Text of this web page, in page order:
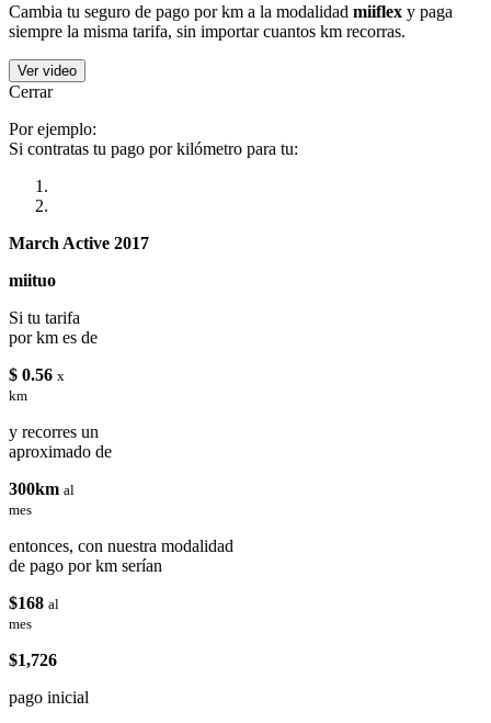
Cambia tu seguro de pago por km a la modalidad miiflex y paga
siempre la misma tarifa, sin importar cuantos km recorras.
Ver video
Cerrar
Por ejemplo:
Si contratas tu pago por kilómetro para tu:
March Active 2017
miituo
Si tu tarifa
por km es de
$ 0.56 x
km
y recorres un
aproximado de
300km al
mes
entonces, con nuestra modalidad
de pago por km serían
$168 al
mes
$1,726
pago inicial